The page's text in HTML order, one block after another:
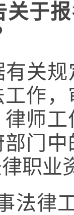
关于
有关
作
师
部门
职业
律工